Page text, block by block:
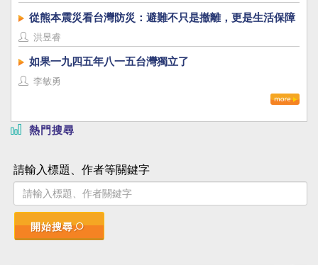
從熊本震災看台灣防災：避難不只是撤離，更是生活保障
洪昱睿
如果一九四五年八一五台灣獨立了
李敏勇
熱門搜尋
請輸入標題、作者等關鍵字
開始搜尋